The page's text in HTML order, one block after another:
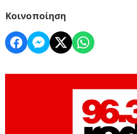
Κοινοποίηση